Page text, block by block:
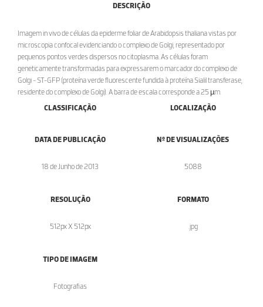
DESCRIÇÃO
Imagem in vivo de células da epiderme foliar de Arabidopsis thaliana vistas por
microscopia confocal evidenciando o complexo de Golgi, representado por
pequenos pontos verdes dispersos no citoplasma. As células foram
geneticamente transformadas para expressarem o marcador do complexo de
Golgi - ST-GFP (proteína verde fluorescente fundida à proteína Sialil transferase,
residente do complexo de Golgi). A barra de escala corresponde a 25 µm.
CLASSIFICAÇÃO
LOCALIZAÇÃO
DATA DE PUBLICAÇÃO
18 de Junho de 2013
Nº DE VISUALIZAÇÕES
5088
RESOLUÇÃO
512px X 512px
FORMATO
.jpg
TIPO DE IMAGEM
Fotografias